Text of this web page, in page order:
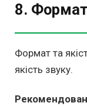
8. Формат
Формат та
якість звуку.